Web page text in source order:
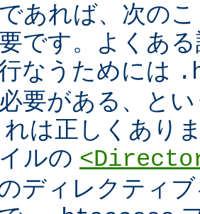
あれば、次の
です。よくあ
なうためには
要がある、と
は正しくあり
ルの
ディレクティ